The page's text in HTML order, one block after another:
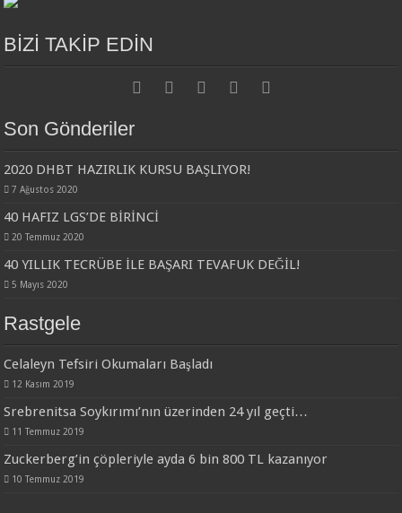
BİZİ TAKİP EDİN
Son Gönderiler
2020 DHBT HAZIRLIK KURSU BAŞLIYOR!
7 Ağustos 2020
40 HAFIZ LGS’DE BİRİNCİ
20 Temmuz 2020
40 YILLIK TECRÜBE İLE BAŞARI TEVAFUK DEĞİL!
5 Mayıs 2020
Rastgele
Celaleyn Tefsiri Okumaları Başladı
12 Kasım 2019
Srebrenitsa Soykırımı’nın üzerinden 24 yıl geçti…
11 Temmuz 2019
Zuckerberg’in çöpleriyle ayda 6 bin 800 TL kazanıyor
10 Temmuz 2019